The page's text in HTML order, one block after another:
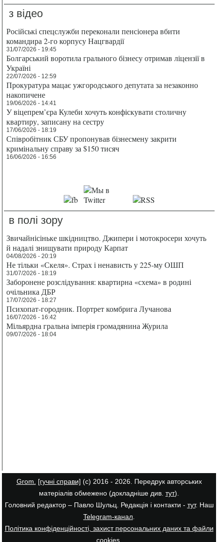
з відео
Російські спецслужби переконали пенсіонера вбити
командира 2-го корпусу Нацгвардії
31/07/2026 - 19:45
Болгарський воротила грального бізнесу отримав ліцензії в
Україні
22/07/2026 - 12:59
Прокуратура мацає ужгородського депутата за незаконно
накопичене
19/06/2026 - 14:41
У віцепрем’єра Кулеби хочуть конфіскувати столичну
квартиру, записану на сестру
17/06/2026 - 18:19
Співробітник СБУ пропонував бізнесмену закрити
кримінальну справу за $150 тисяч
16/06/2026 - 16:56
в полі зору
Звичайнісіньке шкідництво. Джипери і мотокросери хочуть
й надалі знищувати природу Карпат
04/08/2026 - 20:19
Не тільки «Скеля». Страх і ненависть у 225-му ОШП
31/07/2026 - 18:19
Заборонене розслідування: квартирна «схема» в родині
очільника ДБР
17/07/2026 - 18:27
Психопат-городник. Портрет комбрига Лучанова
16/07/2026 - 16:42
Мільярдна гральна імперія громадянина Журила
09/07/2026 - 18:04
Grom. [гучні справи] (с) 2016 - 2026. Передрук авторських
матеріалів обмежено (докладніше див. тут).
Головний редактор – Павло Шульц. Редакція і контакти - тут. Наш
Telegram-канал
Політика конфіденційності, захист персональних даних та файли
cookies